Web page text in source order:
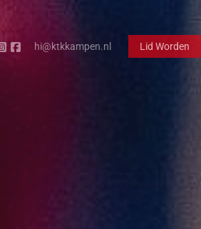
hi@ktkkampen.nl Lid Worden